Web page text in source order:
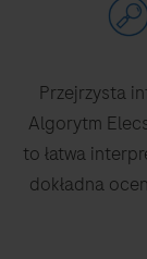
Przejrzysta
Algorytm
to łatwa
dokładna